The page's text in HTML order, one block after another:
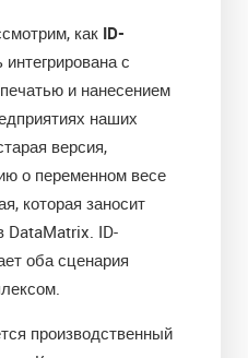
как ID-
с
и нанесением
наших
версия,
о переменном весе
которая заносит
DataMatrix. ID-
оба сценария
производственный